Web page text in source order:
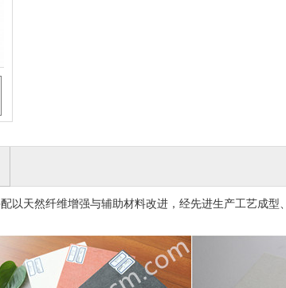
以天然纤维增强与辅助材料改进， 经先进生产工艺成型、